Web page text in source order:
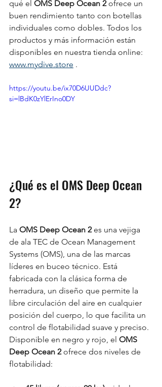
qué el OMS Deep Ocean 2 ofrece un
buen rendimiento tanto con botellas
individuales como dobles. Todos los
productos y más información están
disponibles en nuestra tienda online:
www.mydive.store .
https://youtu.be/ix70D6UUDdc?
si=lBdK0zYlErIno0DY
¿Qué es el OMS Deep Ocean
2?
La OMS Deep Ocean 2 es una vejiga
de ala TEC de Ocean Management
Systems (OMS), una de las marcas
líderes en buceo técnico. Está
fabricada con la clásica forma de
herradura, un diseño que permite la
libre circulación del aire en cualquier
posición del cuerpo, lo que facilita un
control de flotabilidad suave y preciso.
Disponible en negro y rojo, el OMS
Deep Ocean 2 ofrece dos niveles de
flotabilidad: